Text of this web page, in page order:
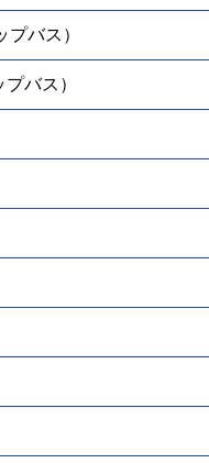
バス）
バス）